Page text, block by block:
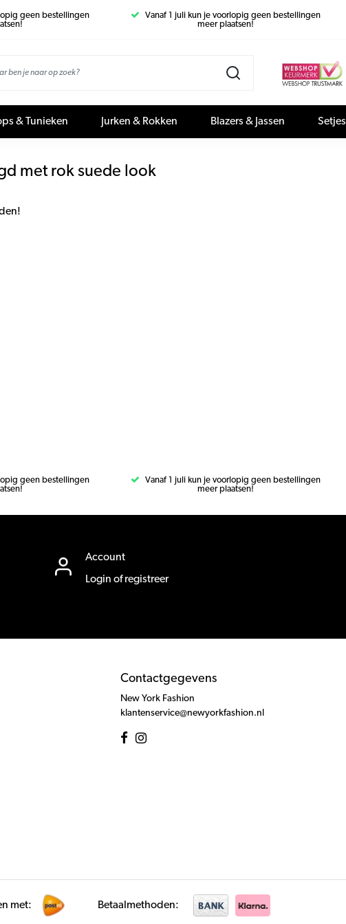
geen bestellingen
Vanaf 1 juli kun je voorlopig geen bestellingen
meer plaatsen!
& Tunieken Jurken & Rokken Blazers & Jassen Setjes
met rok suede look
geen bestellingen
Vanaf 1 juli kun je voorlopig geen bestellingen
meer plaatsen!
Account
Login of registreer
Contactgegevens
New York Fashion
klantenservice@newyorkfashion.nl
met: Betaalmethoden: